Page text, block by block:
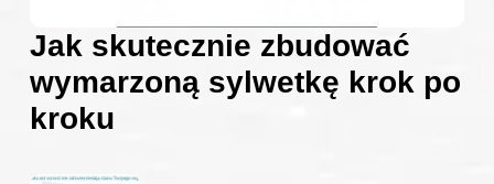
Jak skutecznie zbudować
wymarzoną sylwetkę krok po
kroku